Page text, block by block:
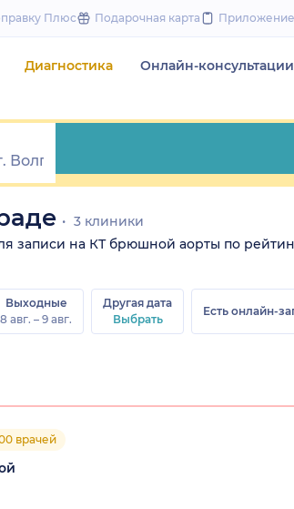
to
Плюс Подарочная карта Приложение
Диагностика Онлайн-консультации
3 клиники
записи на КТ брюшной аорты по
Выходные
8 авг. – 9 авг.
Другая дата
Выбрать
Есть онлайн-
врачей